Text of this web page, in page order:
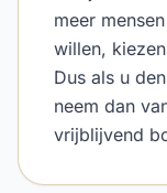
meer
willen,
Dus als u
neem dan
vrijblijvend